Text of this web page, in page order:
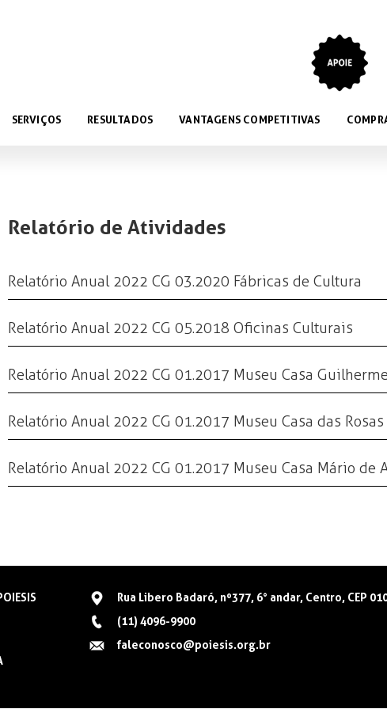
SERVIÇOS RESULTADOS VANTAGENS COMPETITIVAS
Relatório de Atividades
Relatório Anual 2022 CG 03.2020 Fábricas de Cultura
Relatório Anual 2022 CG 05.2018 Oficinas Culturais
Relatório Anual 2022 CG 01.2017 Museu Casa
Relatório Anual 2022 CG 01.2017 Museu Casa das Rosas
Relatório Anual 2022 CG 01.2017 Museu Casa Mário de
Rua Libero Badaró, nº377, 6° andar, Centro, CEP
(11) 4096-9900
faleconosco@poiesis.org.br